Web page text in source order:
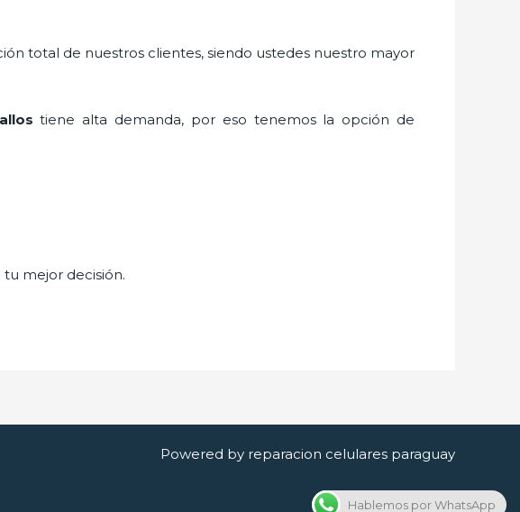
total de nuestros clientes, siendo ustedes nuestro mayor
tiene alta demanda, por eso tenemos la opción de
tu mejor decisión.
Powered by reparacion celulares paraguay
Hablemos por WhatsApp